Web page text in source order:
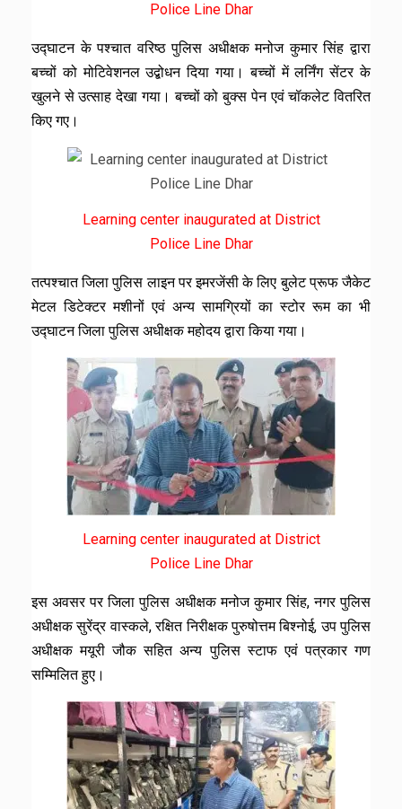
Police Line Dhar
उद्घाटन के पश्चात वरिष्ठ पुलिस अधीक्षक मनोज कुमार सिंह द्वारा
बच्चों को मोटिवेशनल उद्बोधन दिया गया। बच्चों में लर्निंग सेंटर के
खुलने से उत्साह देखा गया। बच्चों को बुक्स पेन एवं चॉकलेट वितरित
किए गए।
Learning center inaugurated at District
Police Line Dhar
तत्पश्चात जिला पुलिस लाइन पर इमरजेंसी के लिए बुलेट प्रूफ जैकेट
मेटल डिटेक्टर मशीनों एवं अन्य सामग्रियों का स्टोर रूम का भी
उद्घाटन जिला पुलिस अधीक्षक महोदय द्वारा किया गया।
Learning center inaugurated at District
Police Line Dhar
इस अवसर पर जिला पुलिस अधीक्षक मनोज कुमार सिंह, नगर पुलिस
अधीक्षक सुरेंद्र वास्कले, रक्षित निरीक्षक पुरुषोत्तम बिश्नोई, उप पुलिस
अधीक्षक मयूरी जौक सहित अन्य पुलिस स्टाफ एवं पत्रकार गण
सम्मिलित हुए।